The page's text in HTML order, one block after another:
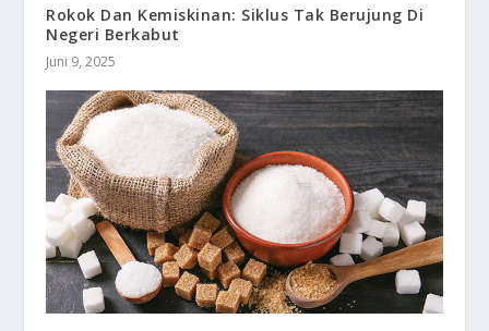
Rokok Dan Kemiskinan: Siklus Tak Berujung Di
Negeri Berkabut
Juni 9, 2025